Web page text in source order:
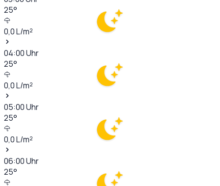
25°
0,0L/m²
04:00Uhr
25°
0,0L/m²
05:00Uhr
25°
0,0L/m²
06:00Uhr
25°